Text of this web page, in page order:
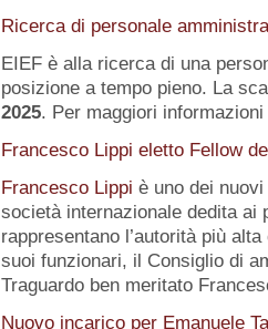
Ricerca di personale
EIEF è alla ricerca di una
posizione a tempo pieno. La
2025. Per maggiori informazioni
Francesco Lippi eletto Fellow
Francesco Lippi è uno dei nuovi
società internazionale dedita ai
rappresentano l’autorità più
suoi funzionari, il Consiglio di
Traguardo ben meritato
Nuovo incarico per Emanuele